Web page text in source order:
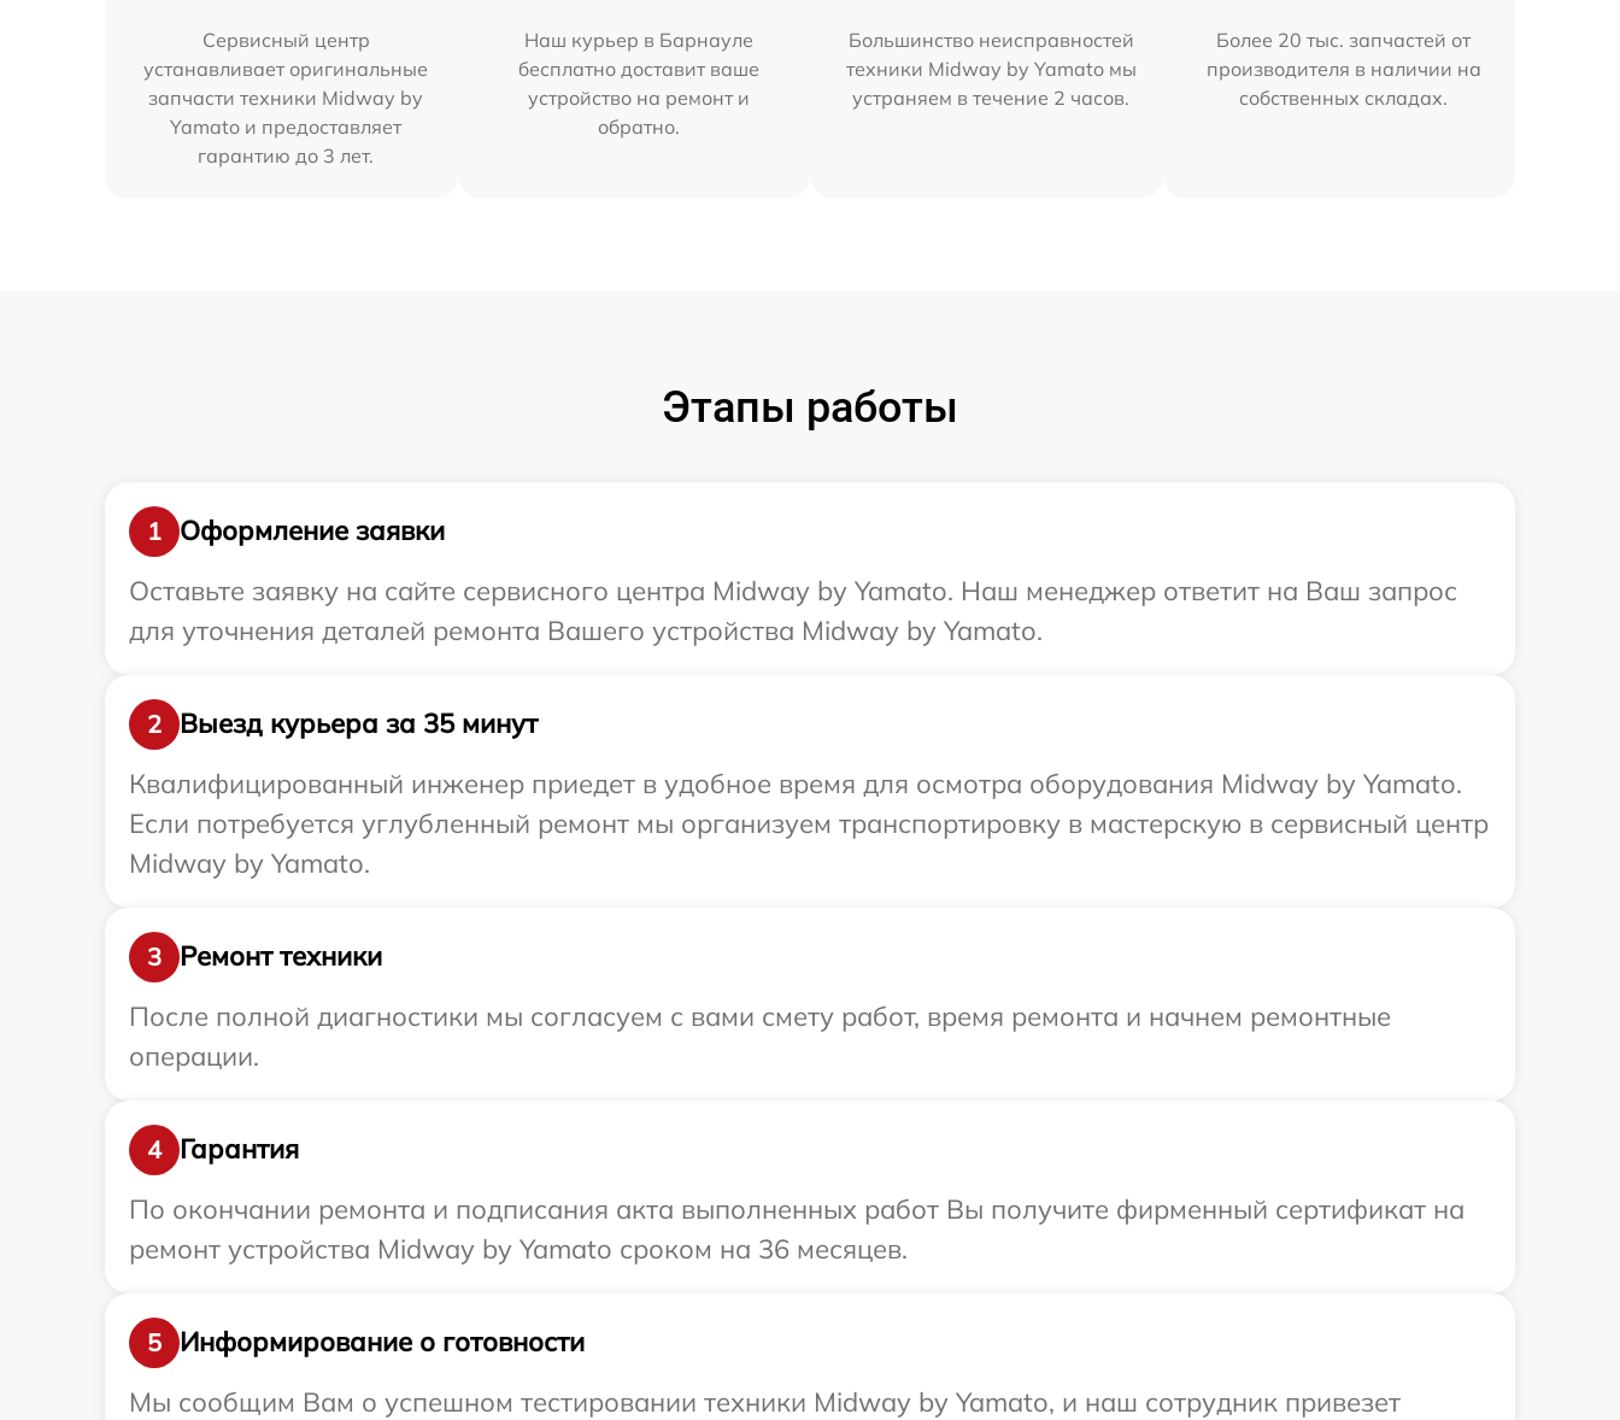
Сервисный центр
устанавливает оригинальные
запчасти техники Midway by
Yamato и предоставляет
гарантию до 3 лет.
Наш курьер в Барнауле
бесплатно доставит ваше
устройство на ремонт и
обратно.
Большинство неисправностей
техники Midway by Yamato мы
устраняем в течение 2 часов.
Более 20 тыс. запчастей от
производителя в наличии на
собственных складах.
Этапы работы
1
Оформление заявки
Оставьте заявку на сайте сервисного центра Midway by Yamato. Наш менеджер ответит на Ваш запрос
для уточнения деталей ремонта Вашего устройства Midway by Yamato.
2
Выезд курьера за 35 минут
Квалифицированный инженер приедет в удобное время для осмотра оборудования Midway by Yamato.
Если потребуется углубленный ремонт мы организуем транспортировку в мастерскую в сервисный центр
Midway by Yamato.
3
Ремонт техники
После полной диагностики мы согласуем с вами смету работ, время ремонта и начнем ремонтные
операции.
4
Гарантия
По окончании ремонта и подписания акта выполненных работ Вы получите фирменный сертификат на
ремонт устройства Midway by Yamato сроком на 36 месяцев.
5
Информирование о готовности
Мы сообщим Вам о успешном тестировании техники Midway by Yamato, и наш сотрудник привезет